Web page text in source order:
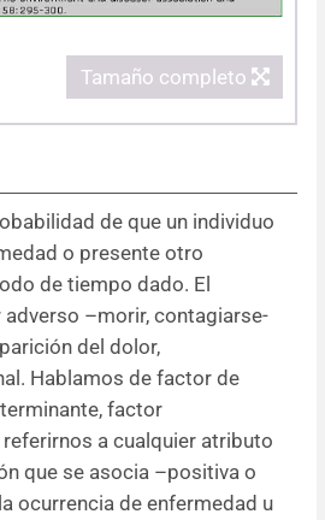
Tamaño completo
de que un individuo
o presente otro
de tiempo dado. El
adverso –morir, contagiarse-
del dolor,
Hablamos de factor de
factor
a cualquier atributo
que se asocia –positiva o
ocurrencia de enfermedad u